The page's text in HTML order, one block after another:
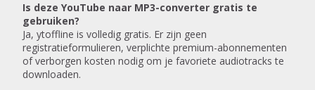
Is deze YouTube naar MP3-converter gratis te
gebruiken?
Ja, ytoffline is volledig gratis. Er zijn geen
registratieformulieren, verplichte premium-abonnementen
of verborgen kosten nodig om je favoriete audiotracks te
downloaden.